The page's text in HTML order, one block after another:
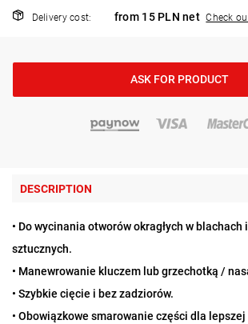
Delivery cost: from 15 PLN net Check
ASK FOR PRODUCT
DESCRIPTION
• Do wycinania otworów okragłych w blachach
sztucznych.
• Manewrowanie kluczem lub grzechotką /
• Szybkie cięcie i bez zadziorów.
• Obowiązkowe smarowanie części dla lepszej